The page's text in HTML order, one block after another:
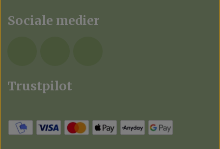
Sociale medier
Trustpilot